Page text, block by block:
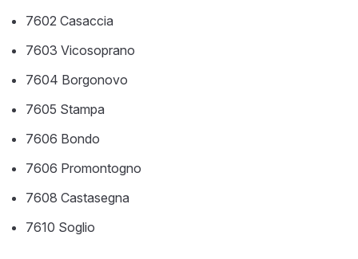
7602 Casaccia
7603 Vicosoprano
7604 Borgonovo
7605 Stampa
7606 Bondo
7606 Promontogno
7608 Castasegna
7610 Soglio